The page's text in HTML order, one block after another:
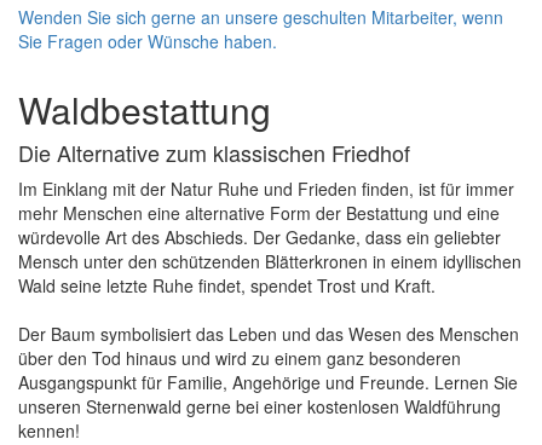
Wenden Sie sich gerne an unsere geschulten Mitarbeiter, wenn
Sie Fragen oder Wünsche haben.
Waldbestattung
Die Alternative zum klassischen Friedhof
Im Einklang mit der Natur Ruhe und Frieden finden, ist für immer
mehr Menschen eine alternative Form der Bestattung und eine
würdevolle Art des Abschieds. Der Gedanke, dass ein geliebter
Mensch unter den schützenden Blätterkronen in einem idyllischen
Wald seine letzte Ruhe findet, spendet Trost und Kraft.
Der Baum symbolisiert das Leben und das Wesen des Menschen
über den Tod hinaus und wird zu einem ganz besonderen
Ausgangspunkt für Familie, Angehörige und Freunde. Lernen Sie
unseren Sternenwald gerne bei einer kostenlosen Waldführung
kennen!